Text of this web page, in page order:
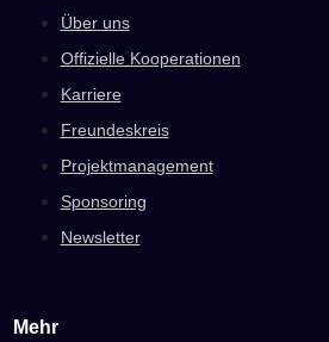
Über uns
Offizielle Kooperationen
Karriere
Freundeskreis
Projektmanagement
Sponsoring
Newsletter
Mehr